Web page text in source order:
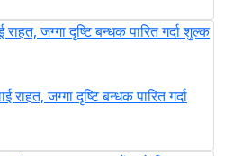
जग्गा दृष्टि बन्धक पारित गर्दा